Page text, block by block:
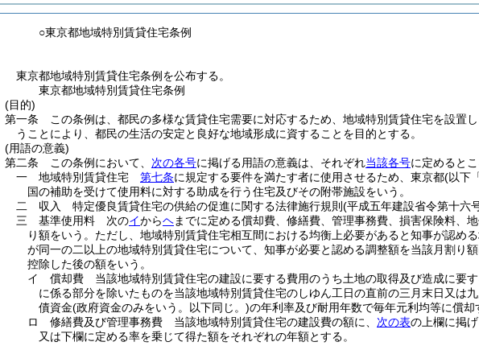
○東京都地域特別賃貸住宅条例
東京都地域特別賃貸住宅条例を公布する。
東京都地域特別賃貸住宅条例
(目的)
第一条
この条例は、都民の多様な賃貸住宅需要に対応するため、地域特別賃貸住宅を設置
うことにより、都民の生活の安定と良好な地域形成に資することを目的とする。
(用語の意義)
第二条
この条例において、 次の各号に掲げる用語の意義は、それぞれ当該各号に定めるとこ
一
地域特別賃貸住宅 第七条に規定する要件を満たす者に使用させるため、東京都(以下
国の補助を受けて使用料に対する助成を行う住宅及びその附帯施設をいう。
二
収入 特定優良賃貸住宅の供給の促進に関する法律施行規則 (平成五年建設省令第十六
三
基準使用料 次のイからヘまでに定める償却費、修繕費、管理事務費、損害保険料、
り額をいう。 ただし、地域特別賃貸住宅相互間における均衡上必要があると知事が認め
が同一の二以上の地域特別賃貸住宅について、知事が必要と認める調整額を当該月割り
控除した後の額をいう。
イ
償却費 当該地域特別賃貸住宅の建設に要する費用のうち土地の取得及び造成に要
に係る部分を除いたものを当該地域特別賃貸住宅のしゆん工日の直前の三月末日又は
債資金(政府資金のみをいう。以下同じ。)の年利率及び耐用年数で毎年元利均等に償却
ロ
修繕費及び管理事務費 当該地域特別賃貸住宅の建設費の額に、 次の表の上欄に掲
又は下欄に定める率を乗じて得た額をそれぞれの年額とする。